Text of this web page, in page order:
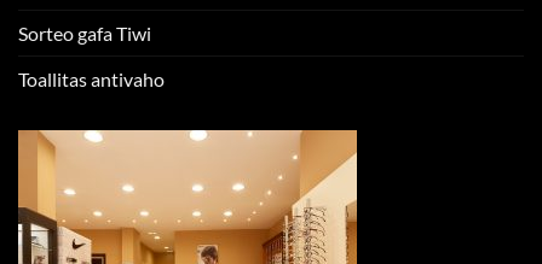
Sorteo gafa Tiwi
Toallitas antivaho